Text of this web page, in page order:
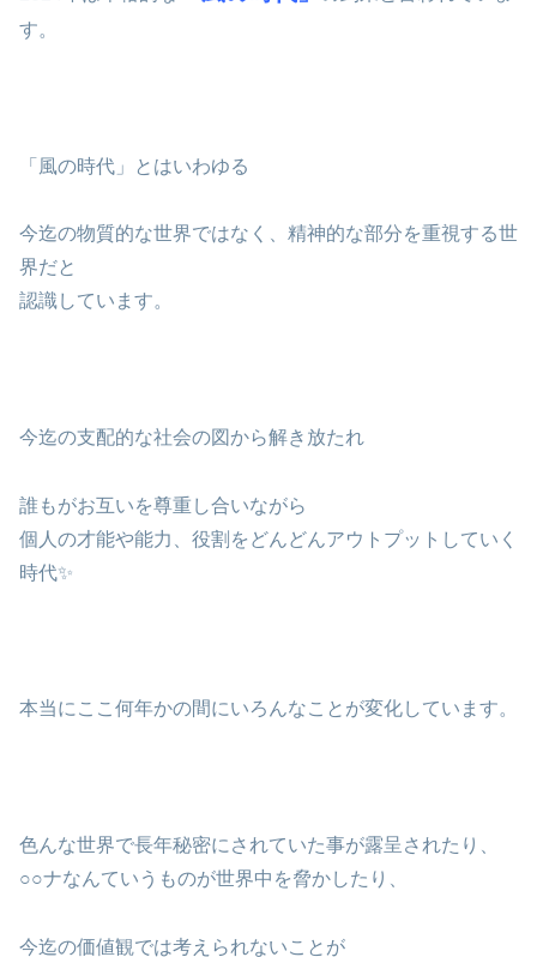
す。
「風の時代」とはいわゆる
今迄の物質的な世界ではなく、精神的な部分を重視する世
界だと
認識しています。
今迄の支配的な社会の図から解き放たれ
誰もがお互いを尊重し合いながら
個人の才能や能力、役割をどんどんアウトプットしていく
時代✨
本当にここ何年かの間にいろんなことが変化しています。
色んな世界で長年秘密にされていた事が露呈されたり、
○○ナなんていうものが世界中を脅かしたり、
今迄の価値観では考えられないことが